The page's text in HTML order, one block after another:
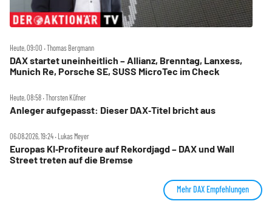
Heute, 09:00 ‧ Thomas Bergmann
DAX startet uneinheitlich – Allianz, Brenntag, Lanxess,
Munich Re, Porsche SE, SUSS MicroTec im Check
Heute, 08:58 ‧ Thorsten Küfner
Anleger aufgepasst: Dieser DAX‑Titel bricht aus
06.08.2026, 19:24 ‧ Lukas Meyer
Europas KI‑Profiteure auf Rekordjagd – DAX und Wall
Street treten auf die Bremse
Mehr DAX Empfehlungen